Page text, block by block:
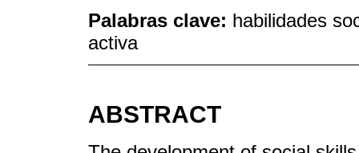
Palabras clave: habilidades
activa
ABSTRACT